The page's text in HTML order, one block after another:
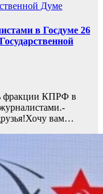
Думе
в Госдуме 26
фракции КПРФ в
вам…